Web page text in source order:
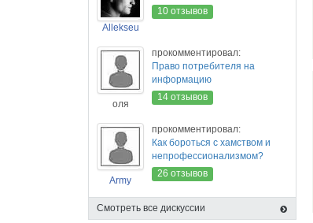
Allekseu
10 отзывов
оля
прокомментировал:
Право потребителя на
информацию
14 отзывов
Army
прокомментировал:
Как бороться с хамством и
непрофессионализмом?
26 отзывов
Смотреть все дискуссии